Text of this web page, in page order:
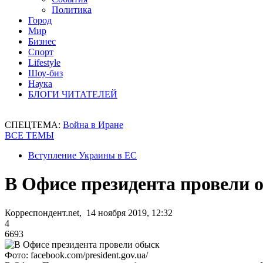
Политика
Город
Мир
Бизнес
Спорт
Lifestyle
Шоу-биз
Наука
БЛОГИ ЧИТАТЕЛЕЙ
СПЕЦТЕМА: Война в Иране
ВСЕ ТЕМЫ
Вступление Украины в ЕС
В Офисе президента провели
Корреспондент.net, 14 ноября 2019, 12:32
4
6693
Фото: facebook.com/president.gov.ua/